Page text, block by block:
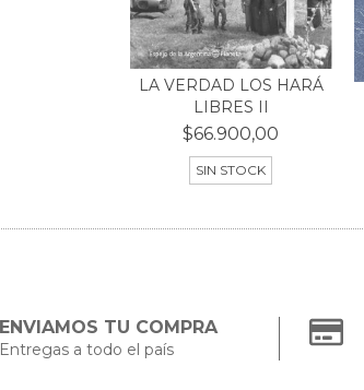
LA VERDAD LOS HARÁ
LIBRES II
$66.900,00
SIN STOCK
ENVIAMOS TU COMPRA
Entregas a todo el país